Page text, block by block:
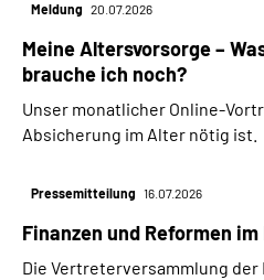
Meldung 20.07.2026
Meine Altersvorsorge –
brauche ich noch?
Unser monatlicher Online-
Absicherung im Alter nötig ist.
Pressemitteilung 16.07.2026
Finanzen und Reformen
Die Vertreterversammlung der